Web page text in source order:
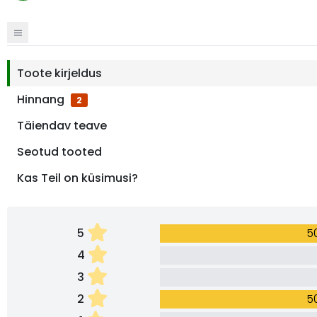
Toote kirjeldus
Hinnang
2
Täiendav teave
Seotud tooted
Kas Teil on küsimusi?
5
4
3
2